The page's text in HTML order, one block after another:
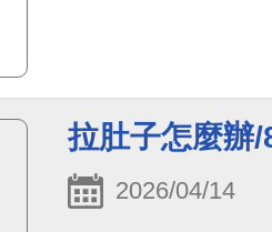
拉肚子怎麼辦/
2026/04/14